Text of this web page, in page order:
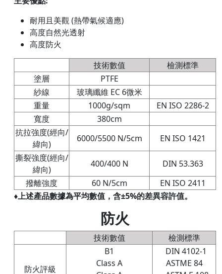
耐用且美觀 (熱帶氣候適應)
高度自然光透射
高度防火
技術數值
檢測標準
塗層
PTFE
紗線
玻璃纖維 EC 6微米
重量
1000g/sqm
EN ISO 2286-2
寬度
380cm
抗拉強度(經向/
緯向)
6000/5500 N/5cm
EN ISO 1421
撕裂強度(經向/
緯向)
400/400 N
DIN 53.363
撥離強度
60 N/5cm
EN ISO 2411
♦上述產品數據為平均數值，含±5%的差異容許值。
防火
技術數值 檢測標準
防火評級
B1
Class A
DIN 4102-1
ASTME 84